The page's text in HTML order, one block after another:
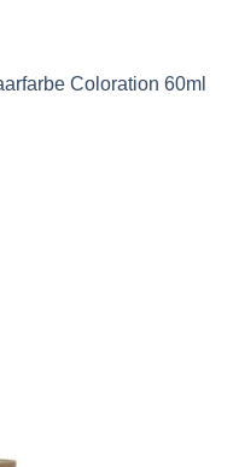
Coloration 60ml